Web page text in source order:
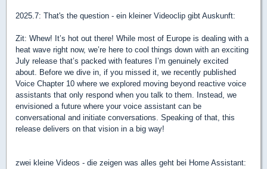
2025.7: That's the question - ein kleiner Videoclip gibt Auskunft:
Zit: Whew! It’s hot out there! While most of Europe is dealing with a
heat wave right now, we’re here to cool things down with an exciting
July release that’s packed with features I’m genuinely excited
about. Before we dive in, if you missed it, we recently published
Voice Chapter 10 where we explored moving beyond reactive voice
assistants that only respond when you talk to them. Instead, we
envisioned a future where your voice assistant can be
conversational and initiate conversations. Speaking of that, this
release delivers on that vision in a big way!
zwei kleine Videos - die zeigen was alles geht bei Home Assistant: